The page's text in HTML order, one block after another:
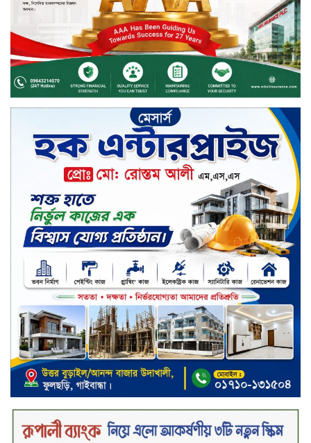
বিদায়ী সপ্তাহে লেনদেনের শীর্ষে শার্প
ইন্ডাস্ট্রিজ
চুয়াডাঙ্গায় বিএআরআই’র কৃষি গবেষণা
কেন্দ্র, মেহেরপুর এর আঞ্চলিক রিভিউ
কর্মশালা/২০২৫-২৬ অনুষ্ঠিত
মুসলিম নিকাহ রেজিস্ট্রার কল্যাণ
পরিষদের সম্মেলন অনুষ্ঠিত
দীর্ঘস্থায়ী ৭,৫০০ এমএএইচ ব্যাটারি
এবং শক্তিশালী গরিলা গ্লাস ৭আই সুরক্ষা
নিয়ে শাওমি উন্মোচন করল নতুন রেডমি
১৭
খালেদা জিয়ার গাড়ীতে হামলাকারী
রুবেলের গোত্রীয় সন্ত্রাসীদের গ্রেফতারের
দাবি
ক্যাশলেস বাংলাদেশ বিনির্মাণে
ইসলামী ব্যাংকের উদ্যোগে বাংলা
কিউআর নিয়ে বিশিষ্ট আলেমদের সঙ্গে
মতবিনিময় সভা অনুষ্ঠিত
‘শেখ হাসিনা ডিসেম্বরে ফিরলে গণহত্যার
দায় নিয়ে কারাগারে যাবেন,’ আইনমন্ত্রী